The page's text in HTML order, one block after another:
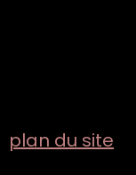
plan du site